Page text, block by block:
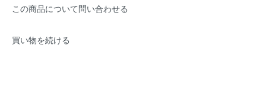
この商品について問い合わせる
買い物を続ける